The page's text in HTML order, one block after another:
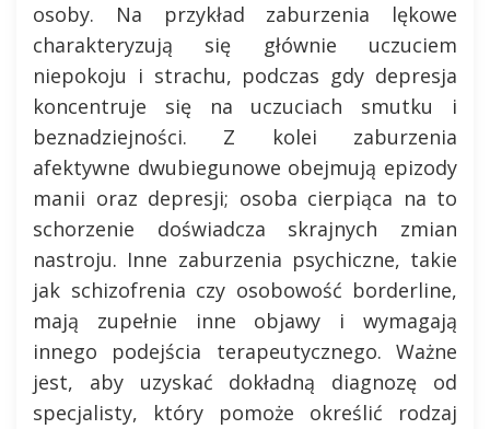
osoby. Na przykład zaburzenia lękowe
charakteryzują się głównie uczuciem
niepokoju i strachu, podczas gdy depresja
koncentruje się na uczuciach smutku i
beznadziejności. Z kolei zaburzenia
afektywne dwubiegunowe obejmują epizody
manii oraz depresji; osoba cierpiąca na to
schorzenie doświadcza skrajnych zmian
nastroju. Inne zaburzenia psychiczne, takie
jak schizofrenia czy osobowość borderline,
mają zupełnie inne objawy i wymagają
innego podejścia terapeutycznego. Ważne
jest, aby uzyskać dokładną diagnozę od
specjalisty, który pomoże określić rodzaj